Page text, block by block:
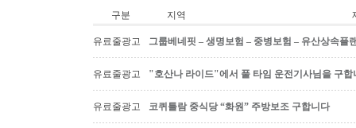
구분
지역
유료줄광고 그룹베네핏 – 생명보험 – 중병보험 – 유산상속플
유료줄광고 "호산나 라이드"에서 풀 타임 운전기사님을 구합
유료줄광고 코퀴틀람 중식당 “화원” 주방보조 구합니다